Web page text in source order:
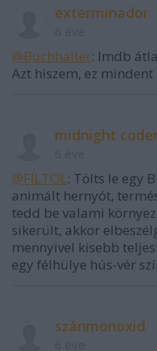
exterminador
@Buchhalter: Imdb
Azt hiszem, ez mindent
midnight
@FILTOL: Tölts le egy
animált hernyót,
tedd be valami
sikerült, akkor
mennyivel kisebb
egy félhülye hús-vér
szánmonoxid